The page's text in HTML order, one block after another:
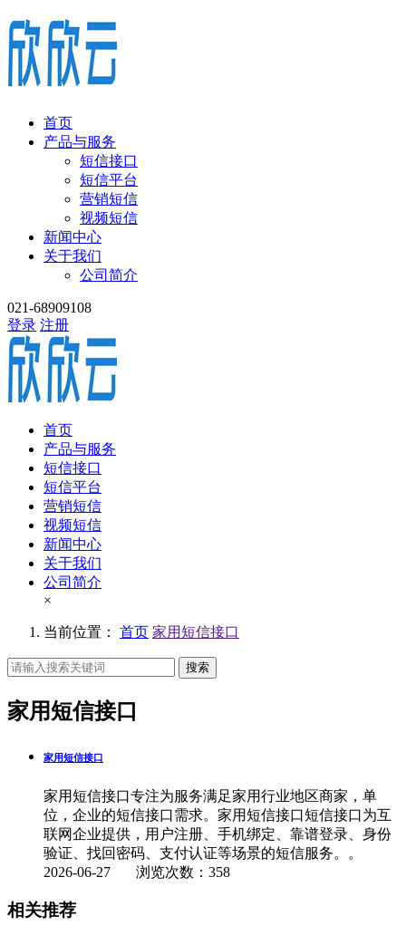
首页
产品与服务
短信接口
短信平台
营销短信
视频短信
新闻中心
关于我们
公司简介
021-68909108
登录 注册
首页
产品与服务
短信接口
短信平台
营销短信
视频短信
新闻中心
关于我们
公司简介
×
当前位置： 首页 家用短信接口
搜索
家用短信接口
家用短信接口
家用短信接口专注为服务满足家用行业地区商家，单
位，企业的短信接口需求。家用短信接口短信接口为互
联网企业提供，用户注册、手机绑定、靠谱登录、身份
验证、找回密码、支付认证等场景的短信服务。。
2026-06-27 浏览次数：358
相关推荐